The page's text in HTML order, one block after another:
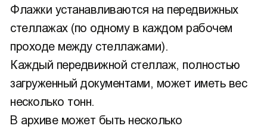
Флажки устанавливаются на передвижных
стеллажах (по одному в каждом рабочем
проходе между стеллажами).
Каждый передвижной стеллаж, полностью
загруженный документами, может иметь вес
несколько тонн.
В архиве может быть несколько